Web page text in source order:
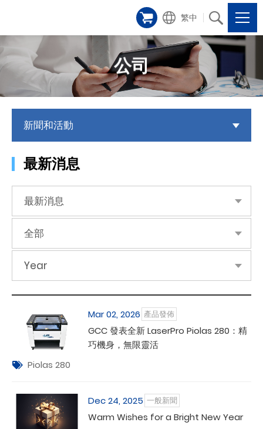
繁中
公司
新聞和活動
最新消息
最新消息
全部
Year
Mar 02, 2026 產品發佈
GCC 發表全新 LaserPro Piolas 280：精
巧機身，無限靈活
Piolas 280
Dec 24, 2025 一般新聞
Warm Wishes for a Bright New Year